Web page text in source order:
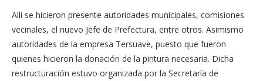
Allí se hicieron presente autoridades municipales, comisiones
vecinales, el nuevo Jefe de Prefectura, entre otros. Asimismo
autoridades de la empresa Tersuave, puesto que fueron
quienes hicieron la donación de la pintura necesaria. Dicha
restructuración estuvo organizada por la Secretaría de